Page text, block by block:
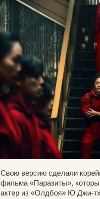
Свою версию сделали
фильма «Паразиты»,
актер из «Олдбоя» Ю Джи-